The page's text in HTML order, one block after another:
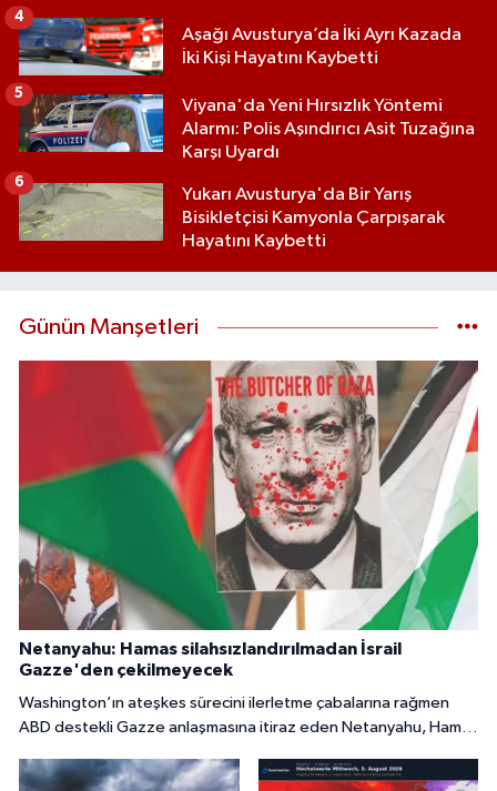
Aşağı Avusturya’da İki Ayrı Kazada
İki Kişi Hayatını Kaybetti
4
Viyana'da Yeni Hırsızlık Yöntemi
Alarmı: Polis Aşındırıcı Asit Tuzağına
Karşı Uyardı
5
Yukarı Avusturya'da Bir Yarış
Bisikletçisi Kamyonla Çarpışarak
Hayatını Kaybetti
6
Günün Manşetleri
Netanyahu: Hamas silahsızlandırılmadan İsrail
Gazze'den çekilmeyecek
Washington’ın ateşkes sürecini ilerletme çabalarına rağmen
ABD destekli Gazze anlaşmasına itiraz eden Netanyahu, Hamas
çekilmeyeceğini söyledi.